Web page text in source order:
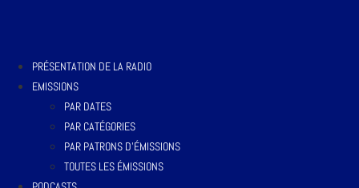
PRÉSENTATION DE LA RADIO
EMISSIONS
PAR DATES
PAR CATÉGORIES
PAR PATRONS D’ÉMISSIONS
TOUTES LES ÉMISSIONS